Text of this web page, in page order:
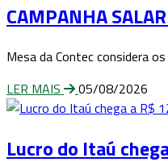
CAMPANHA
Mesa da Contec considera
LER MAIS
05/08/2026
Lucro do Itaú